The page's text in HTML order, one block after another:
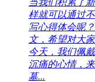
样就可以通过
写心得体会呢
文，希望对大
今天，我们佩
沉痛的心情，
墓...